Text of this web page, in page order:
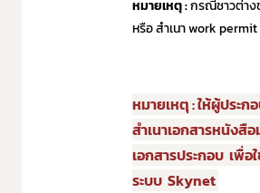
หมายเหตุ :กรณีชาวต่าง
หรือ สำเนา work
หมายเหตุ : ให้ผู้ประ
สำเนาเอกสารหนังสือ
เอกสารประกอบ เพื่อ
ระบบ Skynet
Subscribe
ข่าวประชาสัมพันธ์ทั่วไป